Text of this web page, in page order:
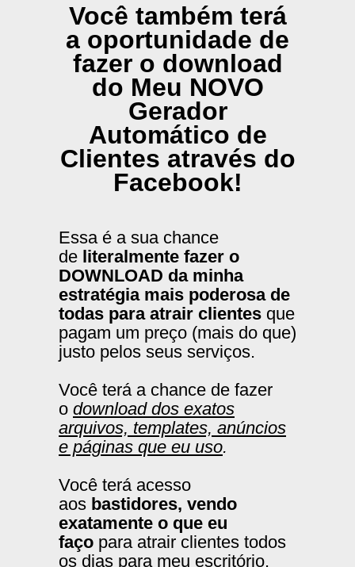
Você também terá
a oportunidade de
fazer o download
do Meu NOVO
Gerador
Automático de
Clientes através do
Facebook!
Essa é a sua chance
de literalmente fazer o
DOWNLOAD da minha
estratégia mais poderosa de
todas para atrair clientes que
pagam um preço (mais do que)
justo pelos seus serviços.
Você terá a chance de fazer
o download dos exatos
arquivos, templates, anúncios
e páginas que eu uso.
Você terá acesso
aos bastidores, vendo
exatamente o que eu
faço para atrair clientes todos
os dias para meu escritório.